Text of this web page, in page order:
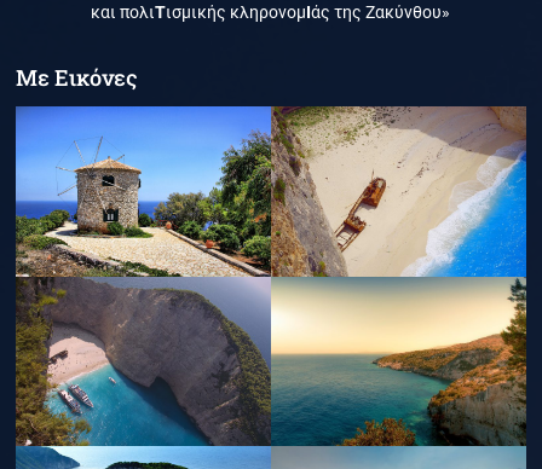
και πολιΤισμικής κληρονομΙάς της Ζακύνθου»
Με Εικόνες